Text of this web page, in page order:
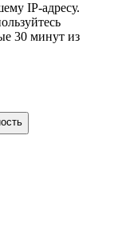
IP-адресу.
30 минут из